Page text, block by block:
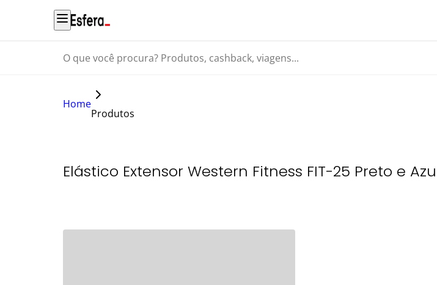
O que você procura? Produtos, cashback, viagens...
Home
Produtos
Elástico Extensor Western Fitness FIT-25 Preto e